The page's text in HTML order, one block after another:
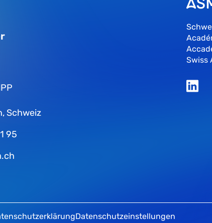
Schweiz
95
Swiss
Datenschutzeinstellungen